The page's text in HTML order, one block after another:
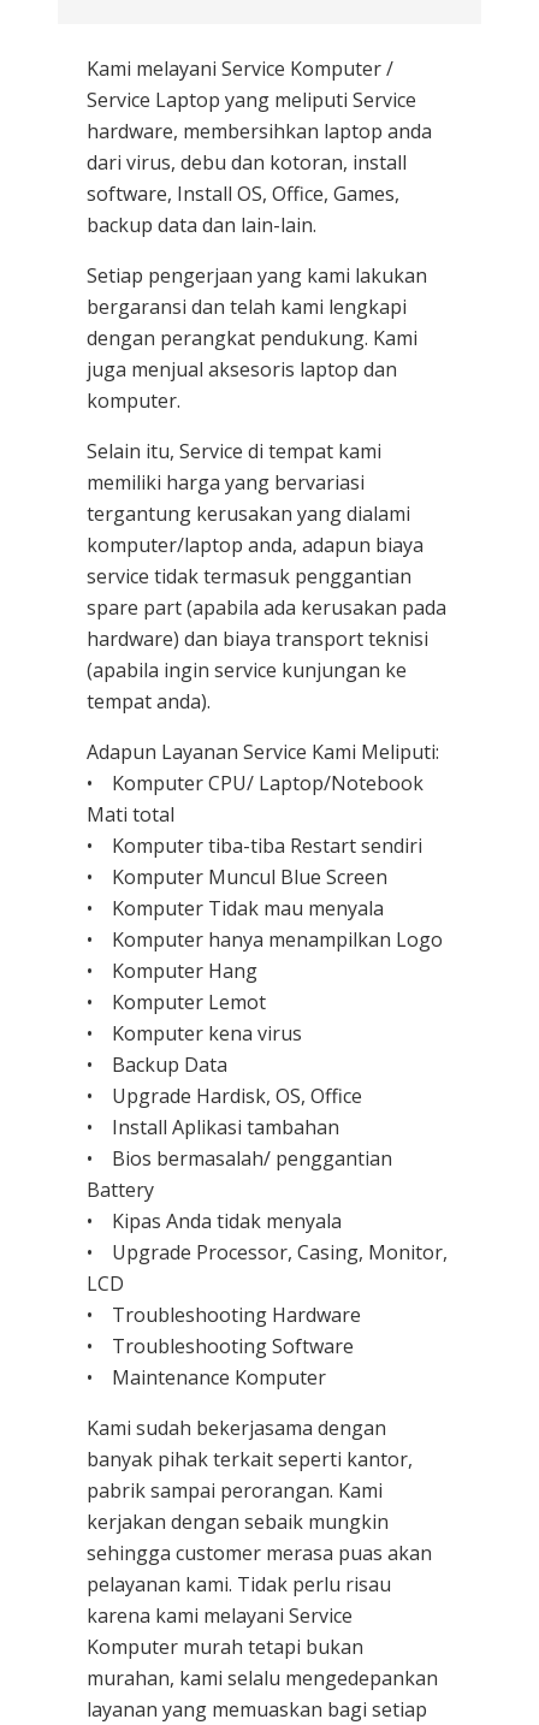
Kami melayani Service Komputer /
Service Laptop yang meliputi Service
hardware, membersihkan laptop anda
dari virus, debu dan kotoran, install
software, Install OS, Office, Games,
backup data dan lain-lain.
Setiap pengerjaan yang kami lakukan
bergaransi dan telah kami lengkapi
dengan perangkat pendukung. Kami
juga menjual aksesoris laptop dan
komputer.
Selain itu, Service di tempat kami
memiliki harga yang bervariasi
tergantung kerusakan yang dialami
komputer/laptop anda, adapun biaya
service tidak termasuk penggantian
spare part (apabila ada kerusakan pada
hardware) dan biaya transport teknisi
(apabila ingin service kunjungan ke
tempat anda).
Adapun Layanan Service Kami Meliputi:
• Komputer CPU/ Laptop/Notebook
Mati total
• Komputer tiba-tiba Restart sendiri
• Komputer Muncul Blue Screen
• Komputer Tidak mau menyala
• Komputer hanya menampilkan Logo
• Komputer Hang
• Komputer Lemot
• Komputer kena virus
• Backup Data
• Upgrade Hardisk, OS, Office
• Install Aplikasi tambahan
• Bios bermasalah/ penggantian
Battery
• Kipas Anda tidak menyala
• Upgrade Processor, Casing, Monitor,
LCD
• Troubleshooting Hardware
• Troubleshooting Software
• Maintenance Komputer
Kami sudah bekerjasama dengan
banyak pihak terkait seperti kantor,
pabrik sampai perorangan. Kami
kerjakan dengan sebaik mungkin
sehingga customer merasa puas akan
pelayanan kami. Tidak perlu risau
karena kami melayani Service
Komputer murah tetapi bukan
murahan, kami selalu mengedepankan
layanan yang memuaskan bagi setiap